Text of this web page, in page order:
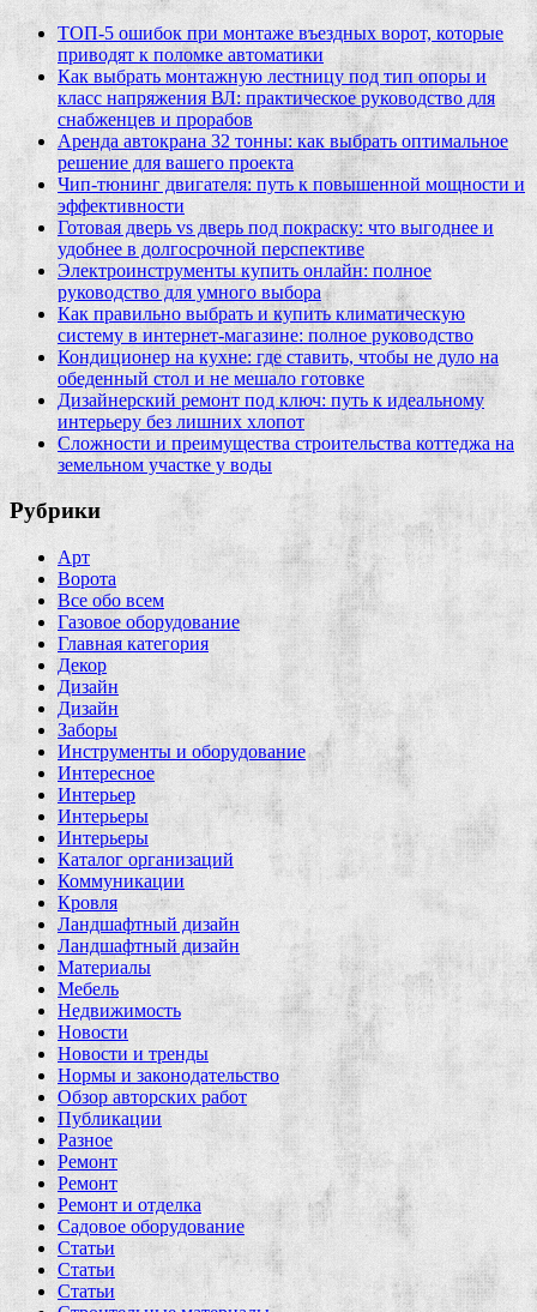
ТОП-5 ошибок при монтаже въездных ворот, которые
приводят к поломке автоматики
Как выбрать монтажную лестницу под тип опоры и
класс напряжения ВЛ: практическое руководство для
снабженцев и прорабов
Аренда автокрана 32 тонны: как выбрать оптимальное
решение для вашего проекта
Чип‑тюнинг двигателя: путь к повышенной мощности и
эффективности
Готовая дверь vs дверь под покраску: что выгоднее и
удобнее в долгосрочной перспективе
Электроинструменты купить онлайн: полное
руководство для умного выбора
Как правильно выбрать и купить климатическую
систему в интернет‑магазине: полное руководство
Кондиционер на кухне: где ставить, чтобы не дуло на
обеденный стол и не мешало готовке
Дизайнерский ремонт под ключ: путь к идеальному
интерьеру без лишних хлопот
Сложности и преимущества строительства коттеджа на
земельном участке у воды
Рубрики
Арт
Ворота
Все обо всем
Газовое оборудование
Главная категория
Декор
Дизайн
Дизайн
Заборы
Инструменты и оборудование
Интересное
Интерьер
Интерьеры
Интерьеры
Каталог организаций
Коммуникации
Кровля
Ландшафтный дизайн
Ландшафтный дизайн
Материалы
Мебель
Недвижимость
Новости
Новости и тренды
Нормы и законодательство
Обзор авторских работ
Публикации
Разное
Ремонт
Ремонт
Ремонт и отделка
Садовое оборудование
Статьи
Статьи
Статьи